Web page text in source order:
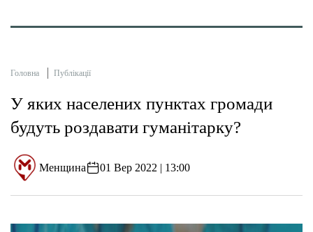
Головна Публікації
У яких населених пунктах громади
будуть роздавати гуманітарку?
Менщина 01 Вер 2022 | 13:00